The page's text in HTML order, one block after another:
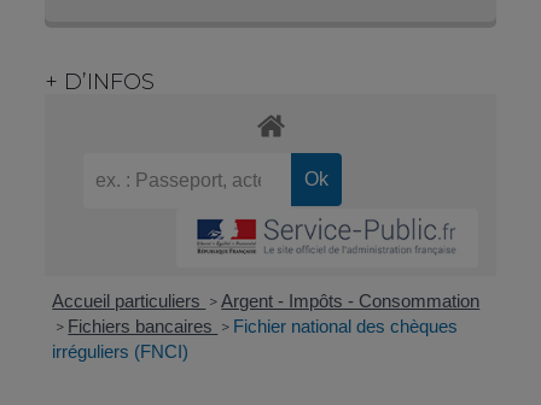
+ D’INFOS
Accueil particuliers > Argent - Impôts - Consommation
> Fichiers bancaires > Fichier national des chèques
irréguliers (FNCI)